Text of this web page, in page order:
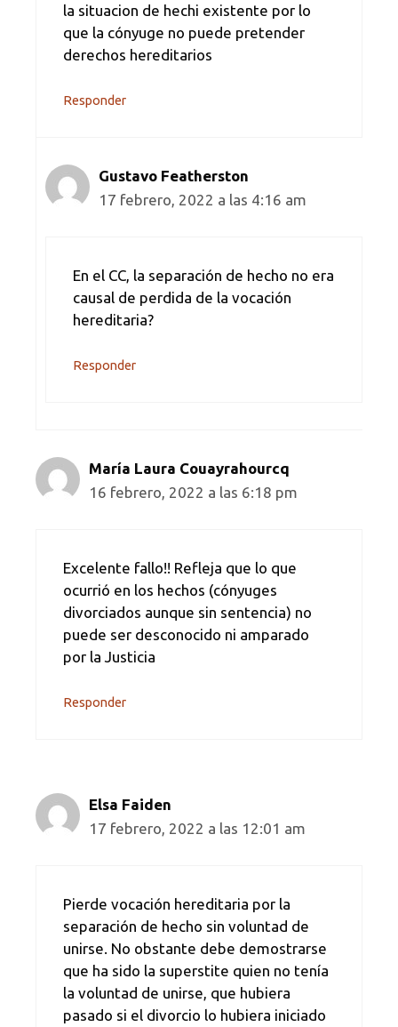
la situacion de hechi existente por lo
que la cónyuge no puede pretender
derechos hereditarios
Responder
Gustavo Featherston
17 febrero, 2022 a las 4:16 am
En el CC, la separación de hecho no era
causal de perdida de la vocación
hereditaria?
Responder
María Laura Couayrahourcq
16 febrero, 2022 a las 6:18 pm
Excelente fallo!! Refleja que lo que
ocurrió en los hechos (cónyuges
divorciados aunque sin sentencia) no
puede ser desconocido ni amparado
por la Justicia
Responder
Elsa Faiden
17 febrero, 2022 a las 12:01 am
Pierde vocación hereditaria por la
separación de hecho sin voluntad de
unirse. No obstante debe demostrarse
que ha sido la superstite quien no tenía
la voluntad de unirse, que hubiera
pasado si el divorcio lo hubiera iniciado